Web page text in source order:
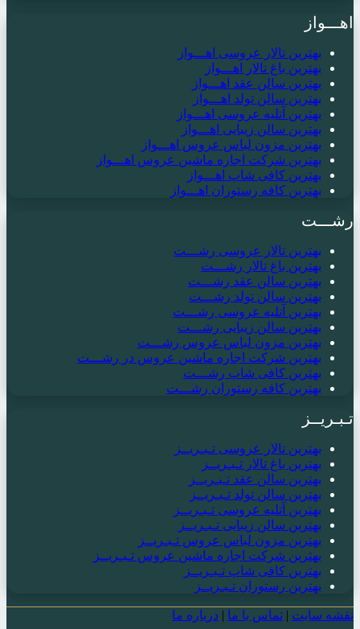
اهـــواز
بهترین تالار عروسی اهـــواز
بهترین باغ تالار اهـــواز
بهترین سالن عقد اهـــواز
بهترین سالن تولد اهـــواز
بهترین آتلیه عروسی اهـــواز
بهترین سالن زیبایی اهـــواز
بهترین مزون لباس عروس اهـــواز
بهترین شرکت اجاره ماشین عروس اهـــواز
بهترین کافی شاپ اهـــواز
بهترین کافه رستوران اهـــواز
رشـــت
بهترین تالار عروسی رشـــت
بهترین باغ تالار رشـــت
بهترین سالن عقد رشـــت
بهترین سالن تولد رشـــت
بهترین آتلیه عروسی رشـــت
بهترین سالن زیبایی رشـــت
بهترین مزون لباس عروس رشـــت
بهترین شرکت اجاره ماشین عروس در رشـــت
بهترین کافی شاپ رشـــت
بهترین کافه رستوران رشـــت
تـبـریــز
بهترین تالار عروسی تـبـریــز
بهترین باغ تالار تـبـریــز
بهترین سالن عقد تـبـریــز
بهترین سالن تولد تـبـریــز
بهترین آتلیه عروسی تـبـریــز
بهترین سالن زیبایی تـبـریــز
بهترین مزون لباس عروس تـبـریــز
بهترین شرکت اجاره ماشین عروس تـبـریــز
بهترین کافی شاپ تـبـریــز
بهترین رستوران تـبـریــز
نقشه سایت | تماس با ما | درباره ما